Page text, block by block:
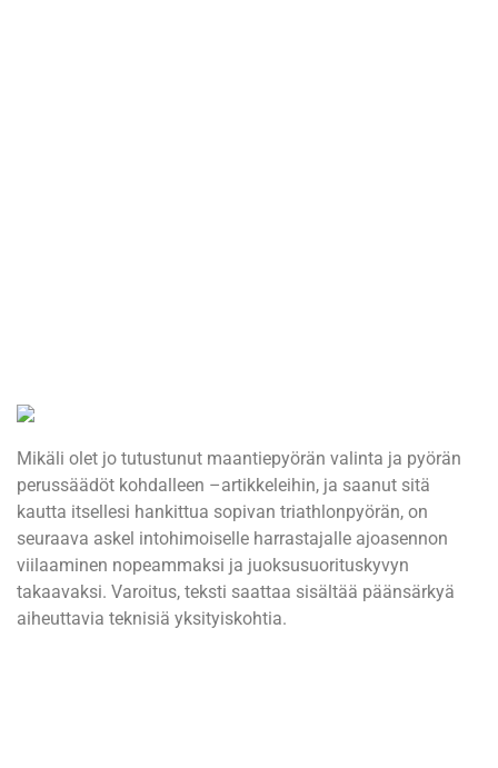
Mikäli olet jo tutustunut maantiepyörän valinta ja pyörän
perussäädöt kohdalleen –artikkeleihin, ja saanut sitä
kautta itsellesi hankittua sopivan triathlonpyörän, on
seuraava askel intohimoiselle harrastajalle ajoasennon
viilaaminen nopeammaksi ja juoksusuorituskyvyn
takaavaksi. Varoitus, teksti saattaa sisältää päänsärkyä
aiheuttavia teknisiä yksityiskohtia.